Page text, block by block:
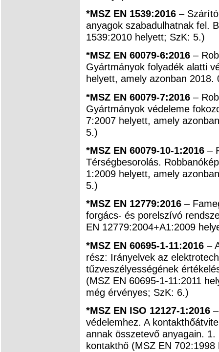
*MSZ EN 1539:2016–
anyagok szabadulhatnak fel.
1539:2010 helyett; SzK: 5.)
*MSZ EN 60079-6:2016–
Gyártmányok folyadék alatti
helyett, amely azonban
*MSZ EN 60079-7:2016–
Gyártmányok védeleme
7:2007 helyett, amely
5.)
*MSZ EN 60079-10-1:2016–
Térségbesorolás.
1:2009 helyett, amely
5.)
*MSZ EN 12779:2016–
forgács- és porelszívó
EN 12779:2004+A1:2009
*MSZ EN 60695-1-11:2016–
rész: Irányelvek az
tűzveszélyességének
(MSZ EN 60695-1-11:2011
még érvényes; SzK: 6.)
*MSZ EN ISO 12127-1:2016–
védelemhez. A
annak összetevő anyagain.
kontakthő (MSZ EN